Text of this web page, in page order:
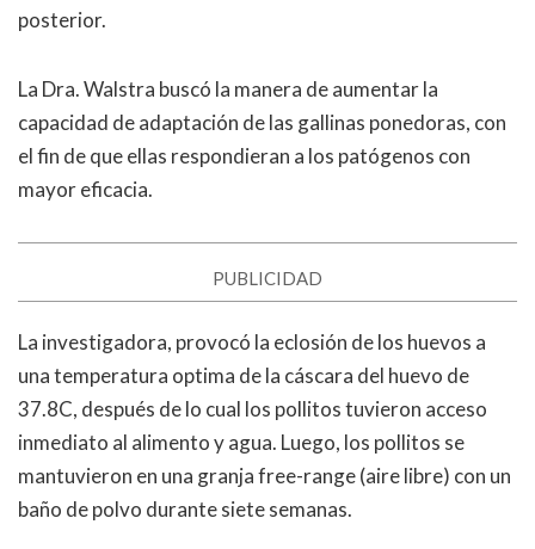
posterior.
La Dra. Walstra buscó la manera de aumentar la
capacidad de adaptación de las gallinas ponedoras, con
el fin de que ellas respondieran a los patógenos con
mayor eficacia.
PUBLICIDAD
La investigadora, provocó la eclosión de los huevos a
una temperatura optima de la cáscara del huevo de
37.8C, después de lo cual los pollitos tuvieron acceso
inmediato al alimento y agua. Luego, los pollitos se
mantuvieron en una granja free-range (aire libre) con un
baño de polvo durante siete semanas.